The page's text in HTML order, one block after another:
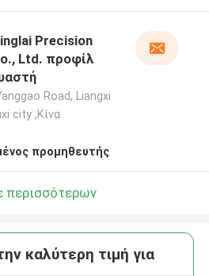
Precision
Ltd. προφίλ
Road, Liangxi
city ,Κίνα
προμηθευτής
περισσότερων
καλύτερη τιμή για